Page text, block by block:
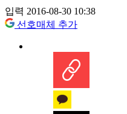
입력 2016-08-30 10:38
선호매체 추가